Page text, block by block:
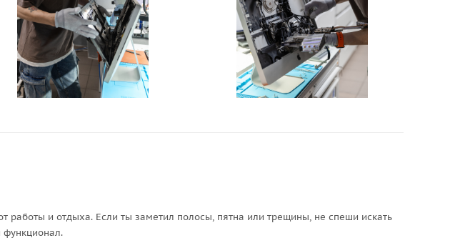
работы и отдыха. Если ты заметил полосы, пятна или трещины, не спеши искать
функционал.